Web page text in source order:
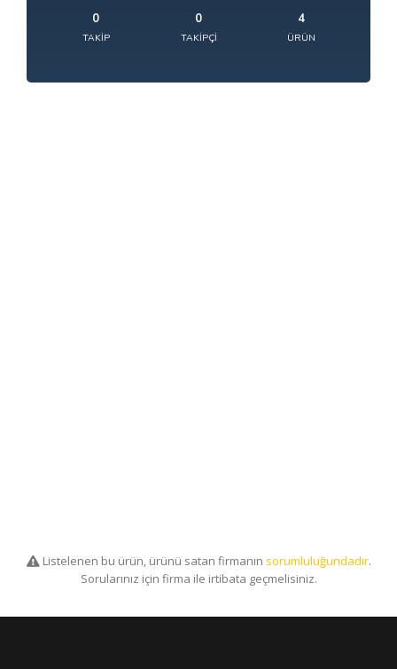
0
TAKIP
0
TAKIPÇI
4
ÜRÜN
Listelenen bu ürün, ürünü satan firmanın sorumluluğundadır.
Sorularınız için firma ile irtibata geçmelisiniz.